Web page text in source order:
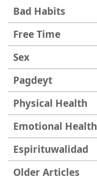
Bad Habits
Free Time
Sex
Pagdeyt
Physical Health
Emotional Health
Espirituwalidad
Older Articles